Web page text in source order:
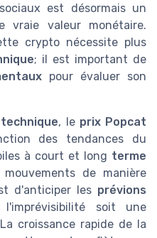
est désormais un
vraie valeur monétaire.
crypto nécessite plus
; il est important de
pour évaluer son
, le prix Popcat
des tendances du
à court et long terme
de manière
d'anticiper les prévions
soit une
croissance rapide de la